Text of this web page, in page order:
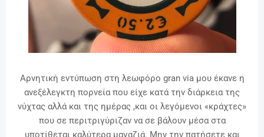
Αρνητική εντύπωση στη λεωφόρο gran via μου έκανε η
ανεξέλεγκτη πορνεία που είχε κατά την διάρκεια της
νύχτας αλλά και της ημέρας ,και οι λεγόμενοι «κράχτες»
που σε περιτριγύριζαν να σε βάλουν μέσα στα
υποτίθεται καλύτερα μαγαζιά. Μην την πατήσετε και